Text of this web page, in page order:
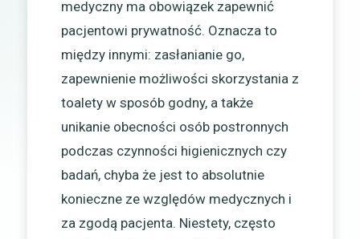
medyczny ma obowiązek zapewnić
pacjentowi prywatność. Oznacza to
między innymi: zasłanianie go,
zapewnienie możliwości skorzystania z
toalety w sposób godny, a także
unikanie obecności osób postronnych
podczas czynności higienicznych czy
badań, chyba że jest to absolutnie
konieczne ze względów medycznych i
za zgodą pacjenta. Niestety, często